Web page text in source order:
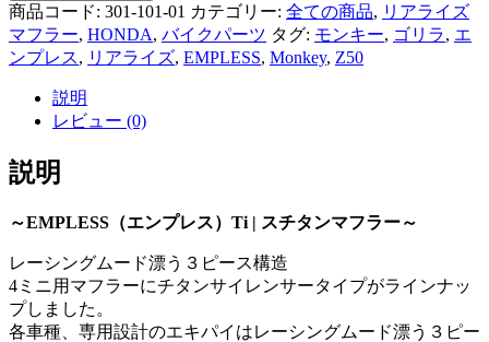
商品コード: 301-101-01 カテゴリー: 全ての商品, リアライズ
マフラー, HONDA, バイクパーツ タグ: モンキー, ゴリラ, エ
ンプレス, リアライズ, EMPLESS, Monkey, Z50
説明
レビュー (0)
説明
～EMPLESS（エンプレス）Ti | スチタンマフラー～
レーシングムード漂う３ピース構造
4ミニ用マフラーにチタンサイレンサータイプがラインナッ
プしました。
各車種、専用設計のエキパイはレーシングムード漂う３ピー